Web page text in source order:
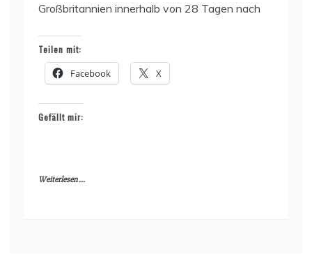
Großbritannien innerhalb von 28 Tagen nach
Teilen mit:
Facebook X
Gefällt mir:
Weiterlesen ...